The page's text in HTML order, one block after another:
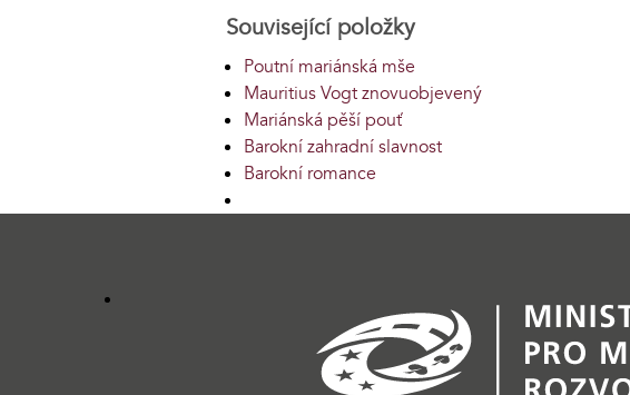
Související položky
Poutní mariánská mše
Mauritius Vogt znovuobjevený
Mariánská pěší pouť
Barokní zahradní slavnost
Barokní romance